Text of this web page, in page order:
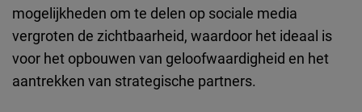
mogelijkheden om te delen op sociale media
vergroten de zichtbaarheid, waardoor het ideaal is
voor het opbouwen van geloofwaardigheid en het
aantrekken van strategische partners.